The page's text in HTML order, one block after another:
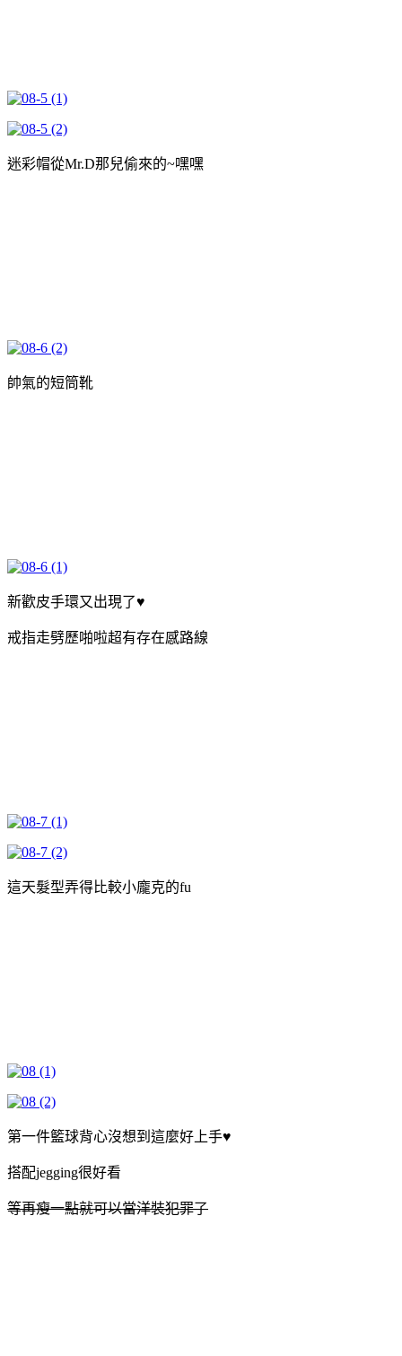
迷彩帽從Mr.D那兒偷來的~嘿嘿
帥氣的短筒靴
新歡皮手環又出現了♥
戒指走劈歷啪啦超有存在感路線
這天髮型弄得比較小龐克的fu
第一件籃球背心沒想到這麼好上手♥
搭配jegging很好看
等再瘦一點就可以當洋裝犯罪了